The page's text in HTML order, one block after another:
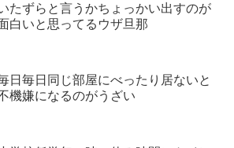
たずらと言うかちょっかい出すのが
白いと思ってるウザ旦那
日毎日同じ部屋にべったり居ないと
機嫌になるのがうざい